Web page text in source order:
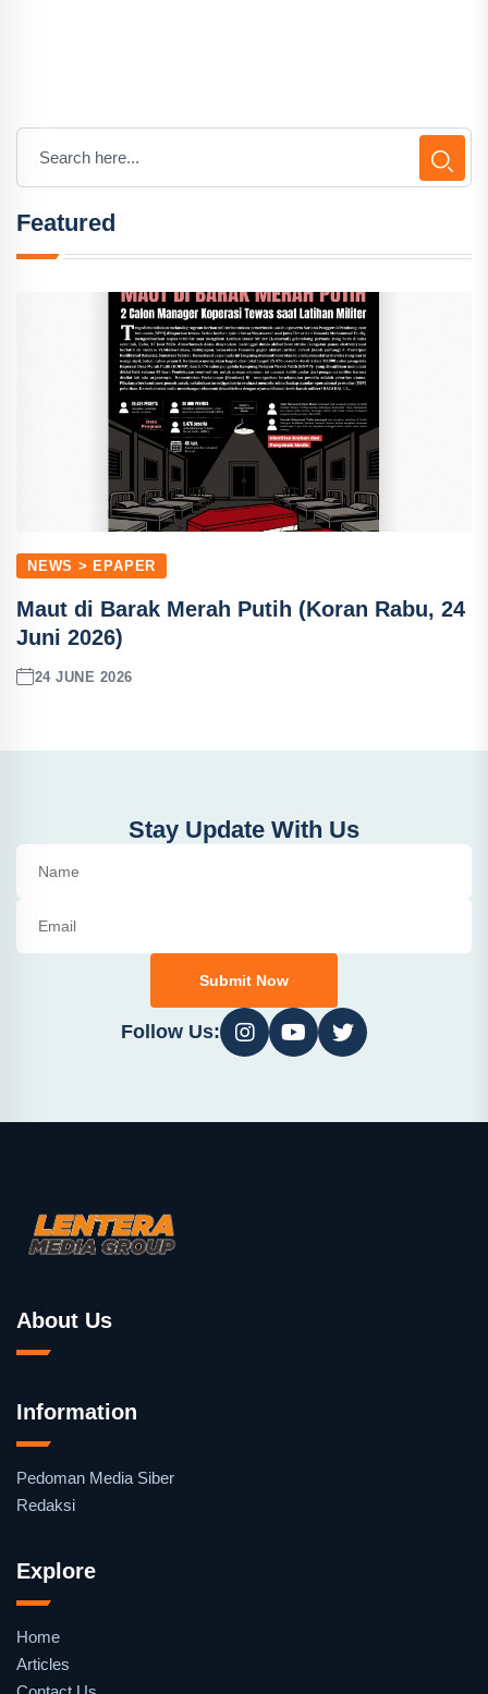
Featured
NEWS > EPAPER
Maut di Barak Merah Putih (Koran Rabu, 24
Juni 2026)
24 JUNE 2026
Stay Update With Us
Submit Now
Follow Us:
About Us
Information
Pedoman Media Siber
Redaksi
Explore
Home
Articles